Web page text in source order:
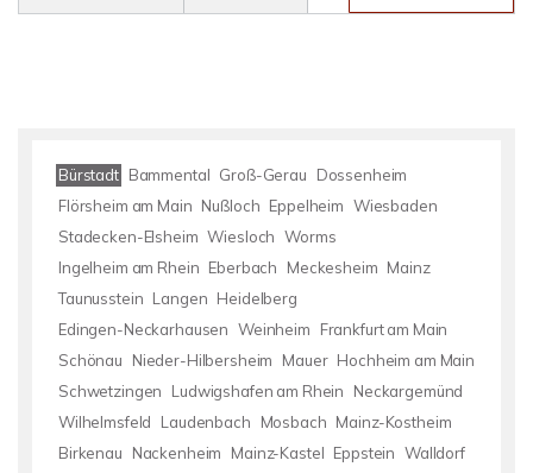
Bürstadt Bammental Groß-Gerau
Dossenheim
Flörsheim am Main Nußloch Eppelheim Wiesbaden
Stadecken-Elsheim Wiesloch Worms
Ingelheim am Rhein Eberbach Meckesheim Mainz
Taunusstein Langen Heidelberg
Edingen-Neckarhausen Weinheim
Frankfurt am Main
Schönau
Nieder-Hilbersheim Mauer Hochheim am Main
Schwetzingen
Ludwigshafen am Rhein
Neckargemünd
Wilhelmsfeld
Laudenbach Mosbach Mainz-Kostheim
Birkenau
Nackenheim Mainz-Kastel Eppstein Walldorf